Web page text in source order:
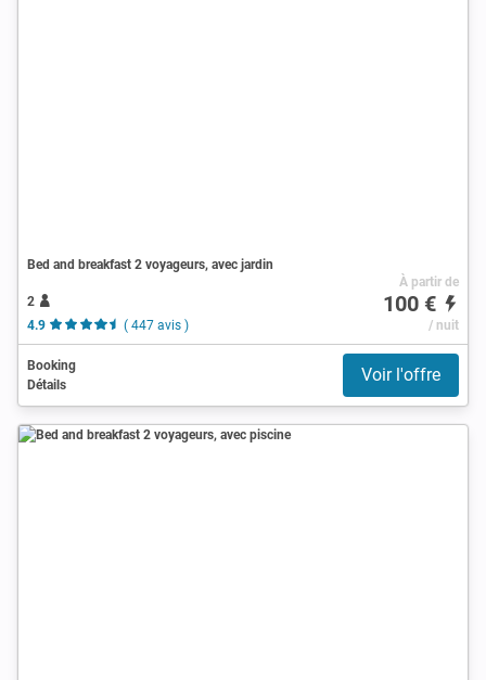
Bed and breakfast 2 voyageurs, avec jardin
2
4.9
( 447 avis )
À partir de
100 €
/ nuit
Booking
Détails
Voir l'offre